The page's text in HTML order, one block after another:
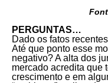
PERGUNTAS…
Dado os fatos
Até que ponto esse
negativo? A alta dos
mercado acredita que
crescimento e em